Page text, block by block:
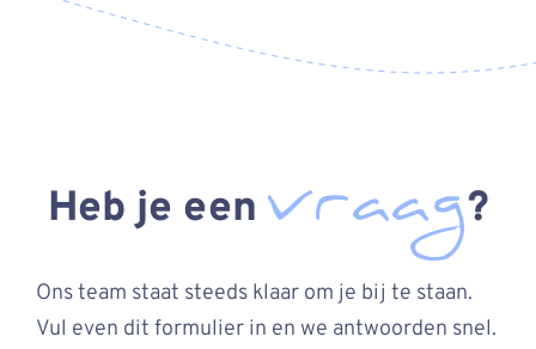
Heb je een vraag?
Ons team staat steeds klaar om je bij te staan.
Vul even dit formulier in en we antwoorden snel.